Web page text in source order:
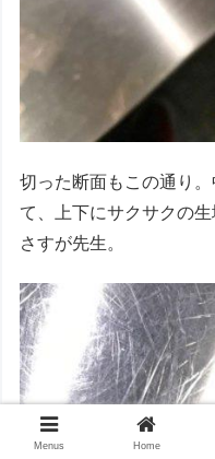
切った断面もこの通り
て、上下にサクサクの
さすが先生。
Menus Home